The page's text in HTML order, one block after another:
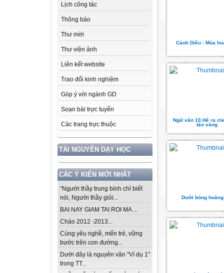
Lịch công tác
Thông báo
Thư mời
Thư viện ảnh
Liên kết website
Trao đổi kinh nghiệm
Góp ý với ngành GD
Soạn bài trực tuyến
Các trang trực thuộc
TÀI NGUYÊN DẠY HỌC
CÁC Ý KIẾN MỚI NHẤT
“Người thầy trung bình chỉ biết
nói, Người thầy giỏi...
BAI NAY GIAM TAI ROI MA ...
Chào 2012 -2013...
Cùng yêu nghề, mến trẻ, vững
bước trên con đường...
Dưới đây là nguyên văn "Ví dụ 1"
trong TT...
Cánh Diều - Mùa
Ngữ văn 10.Hê ra
táo vàng
Dưới bóng